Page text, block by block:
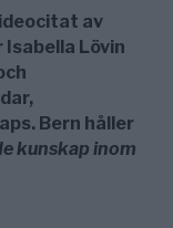
av
Lövin
Bern håller
kunskap inom